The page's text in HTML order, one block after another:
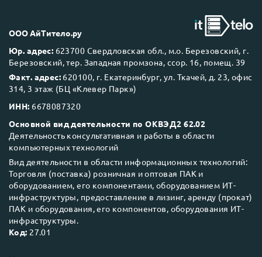
Next Business Day (NBD)
ООО АйТитело.ру
Юр. адрес: 623700 Свердловская обл., м.о. Березовский, г.
Березовский, тер. Западная промзона, ссор. 16, помещ. 39
Факт. адрес: 620100, г. Екатеринбург, ул. Ткачей, д. 23, офис
314, 3 этаж (БЦ «Клевер Парк»)
ИНН: 6678087320
Основной вид деятельности по ОКВЭД2 62.02
Деятельность консультативная и работы в области
компьютерных технологий
Вид деятельности в области информационных технологий:
Торговля (поставка) розничная и оптовая ПАК и
оборудованием, его компонентами, оборудованием ИТ-
инфраструктуры, предоставление в лизинг, аренду (прокат)
ПАК и оборудования, его компонентов, оборудования ИТ-
инфраструктуры.
Код: 27.01